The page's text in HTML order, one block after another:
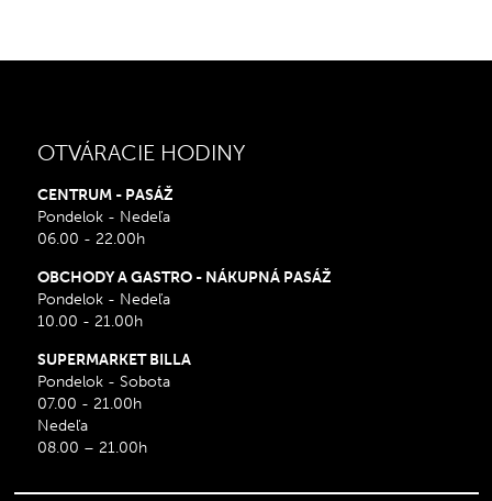
OTVÁRACIE HODINY
CENTRUM - PASÁŽ
Pondelok - Nedeľa
06.00 - 22.00h
OBCHODY A GASTRO - NÁKUPNÁ PASÁŽ
Pondelok - Nedeľa
10.00 - 21.00h
SUPERMARKET BILLA
Pondelok - Sobota
07.00 - 21.00h
Nedeľa
08.00 – 21.00h